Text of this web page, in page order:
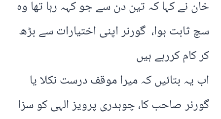
خان نے کہا کہ تین دن سے جو کہہ رہا تھا وہ
سچ ثابت ہوا، گورنر اپنی اختیارات سے بڑھ
کر کام کررہے ہیں
اب یہ بتائیں کہ میرا موقف درست نکلا یا
گورنر صاحب کا، چوہدری پرویز الہی کو سزا